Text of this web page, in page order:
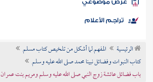
الكتب
موضوعي
تراجم الأعلام
الرئيسية
المفهم لما أشكل من تلخيص كتاب مسلم
كتاب النبوات وفضائل نبينا محمد صلى الله عليه وسلم
باب فضائل عائشة زوج النبي صلى الله عليه وسلم ومريم بنت عمران